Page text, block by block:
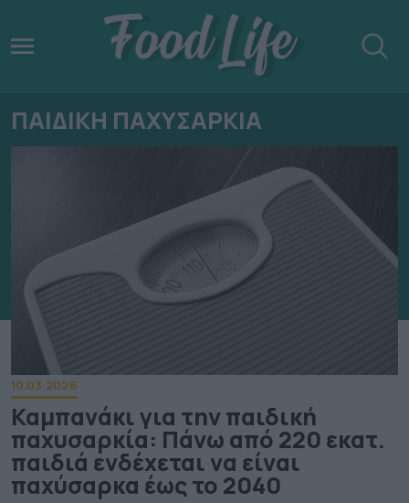
ΠΑΙΔΙΚΗ ΠΑΧΥΣΑΡΚΙΑ
10.03.2026
Καμπανάκι για την παιδική
παχυσαρκία: Πάνω από 220 εκατ.
παιδιά ενδέχεται να είναι
παχύσαρκα έως το 2040